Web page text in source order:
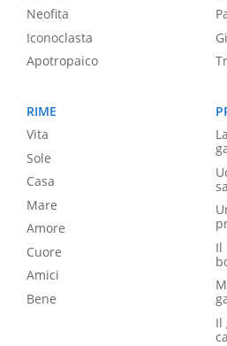
Neofita
Iconoclasta
Apotropaico
RIME
Vita
Sole
Casa
Mare
Amore
Cuore
Amici
Bene
Il
Il